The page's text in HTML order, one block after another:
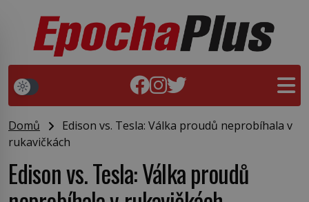
Domů
Edison vs. Tesla: Válka proudů neprobíhala v
rukavičkách
Edison vs. Tesla: Válka proudů